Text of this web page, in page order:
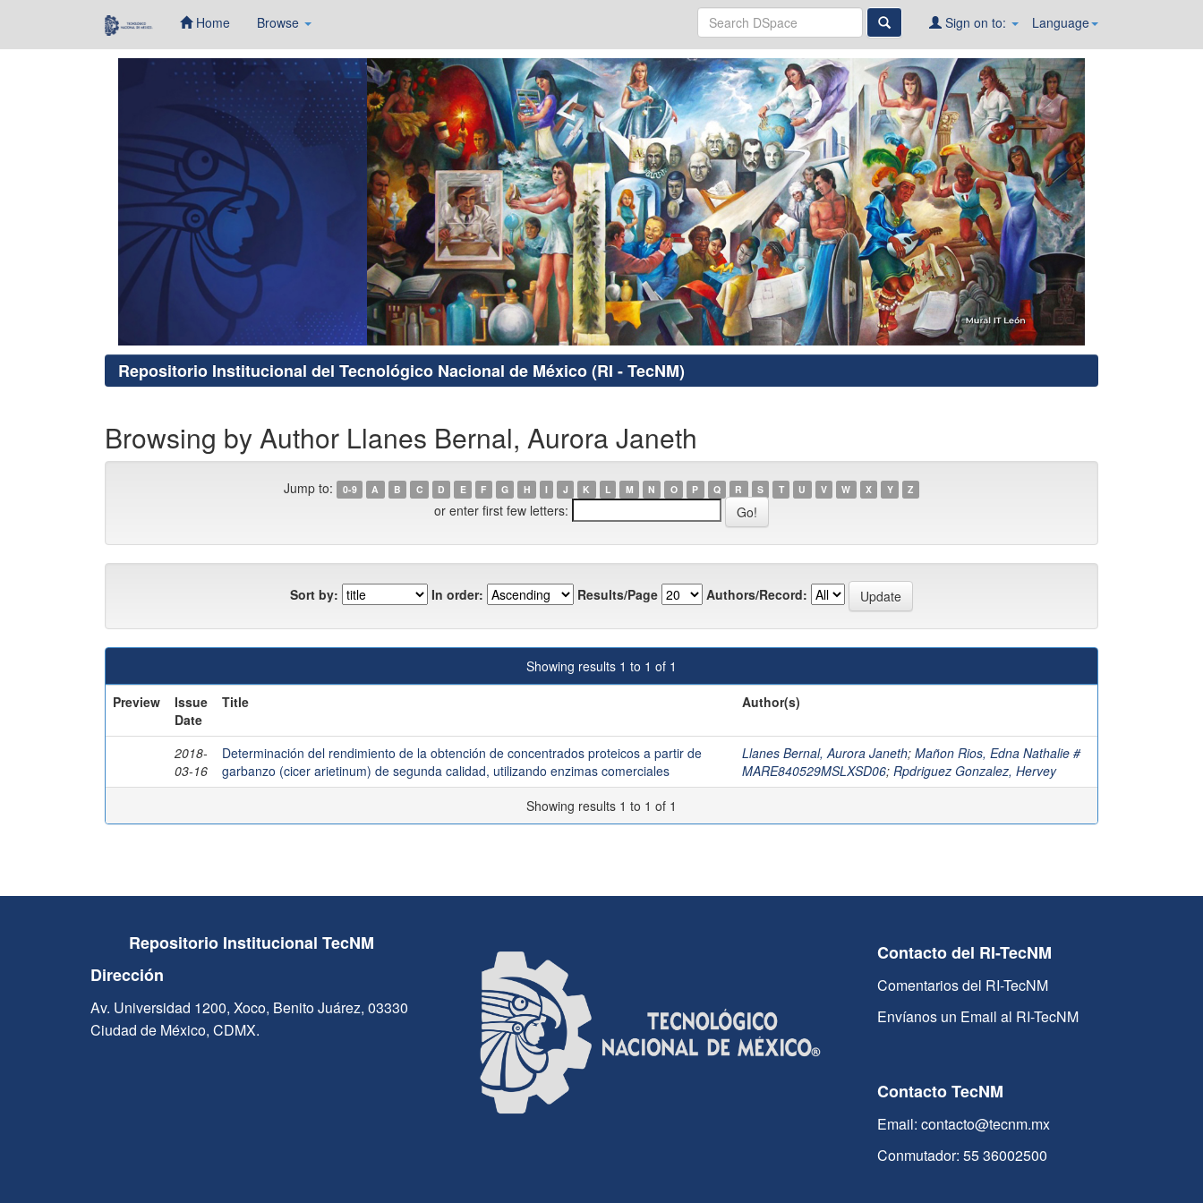
Home Browse Language
Sign on to:
Repositorio Institucional del Tecnológico Nacional de México (RI - TecNM)
Browsing by Author Llanes Bernal, Aurora Janeth
Jump to: 0-9 A B C D E F G H I J K L M N O P Q R S T U V W X Y Z
or enter first few letters:
Sort by: In order: Results/Page Authors/Record:
Showing results 1 to 1 of 1
Preview
Issue
Date
Title Author(s)
2018-
03-16
Determinación del rendimiento de la obtención de concentrados proteicos a partir de
garbanzo (cicer arietinum) de segunda calidad, utilizando enzimas comerciales
Llanes Bernal, Aurora Janeth; Mañon Rios, Edna Nathalie #
MARE840529MSLXSD06; Rpdriguez Gonzalez, Hervey
Showing results 1 to 1 of 1
Repositorio Institucional TecNM
Dirección
Av. Universidad 1200, Xoco, Benito Juárez, 03330
Ciudad de México, CDMX.
Contacto del RI-TecNM
Comentarios del RI-TecNM
Envíanos un Email al RI-TecNM
Contacto TecNM
Email: contacto@tecnm.mx
Conmutador: 55 36002500